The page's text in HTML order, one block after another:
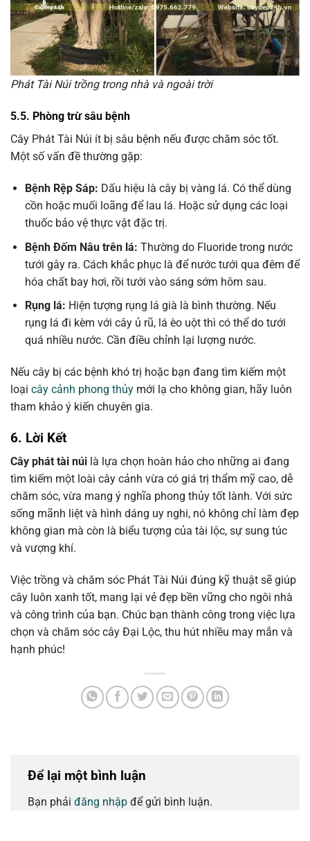
Phát Tài Núi trồng trong nhà và ngoài trời
5.5. Phòng trừ sâu bệnh
Cây Phát Tài Núi ít bị sâu bệnh nếu được chăm sóc tốt.
Một số vấn đề thường gặp:
Bệnh Rệp Sáp: Dấu hiệu là cây bị vàng lá. Có thể dùng
cồn hoặc muối loãng để lau lá. Hoặc sử dụng các loại
thuốc bảo vệ thực vật đặc trị.
Bệnh Đốm Nâu trên lá: Thường do Fluoride trong nước
tưới gây ra. Cách khắc phục là để nước tưới qua đêm để
hóa chất bay hơi, rồi tưới vào sáng sớm hôm sau.
Rụng lá: Hiện tượng rụng lá già là bình thường. Nếu
rụng lá đi kèm với cây ủ rũ, lá èo uột thì có thể do tưới
quá nhiều nước. Cần điều chỉnh lại lượng nước.
Nếu cây bị các bệnh khó trị hoặc bạn đang tìm kiếm một
loại cây cảnh phong thủy mới lạ cho không gian, hãy luôn
tham khảo ý kiến chuyên gia.
6. Lời Kết
Cây phát tài núi là lựa chọn hoàn hảo cho những ai đang
tìm kiếm một loài cây cảnh vừa có giá trị thẩm mỹ cao, dễ
chăm sóc, vừa mang ý nghĩa phong thủy tốt lành. Với sức
sống mãnh liệt và hình dáng uy nghi, nó không chỉ làm đẹp
không gian mà còn là biểu tượng của tài lộc, sự sung túc
và vượng khí.
Việc trồng và chăm sóc Phát Tài Núi đúng kỹ thuật sẽ giúp
cây luôn xanh tốt, mang lại vẻ đẹp bền vững cho ngôi nhà
và công trình của bạn. Chúc bạn thành công trong việc lựa
chọn và chăm sóc cây Đại Lộc, thu hút nhiều may mắn và
hạnh phúc!
Để lại một bình luận
Bạn phải đăng nhập để gửi bình luận.